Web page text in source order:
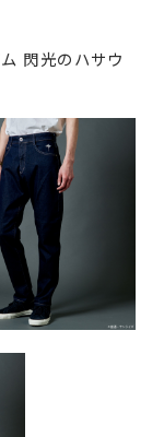
閃光のハサウ